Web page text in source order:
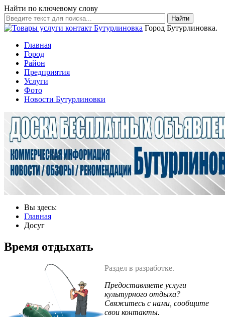
Найти по ключевому слову
Найти
Город Бутурлиновка.
Главная
Город
Район
Предприятия
Услуги
Фото
Новости Бутурлиновки
Вы здесь:
Главная
Досуг
Время отдыхать
Раздел в разработке.
Предоставляете услуги
культурного отдыха?
Свяжитесь с нами, сообщите
свои контакты.